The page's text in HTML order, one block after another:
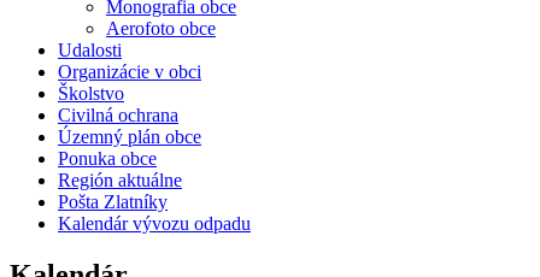
Monografia obce
Aerofoto obce
Udalosti
Organizácie v obci
Školstvo
Civilná ochrana
Územný plán obce
Ponuka obce
Región aktuálne
Pošta Zlatníky
Kalendár vývozu odpadu